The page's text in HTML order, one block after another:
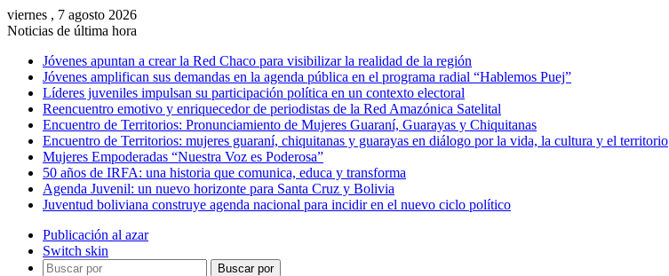
viernes , 7 agosto 2026
Noticias de última hora
Jóvenes apuntan a crear la Red Chaco para visibilizar la realidad de la región
Jóvenes amplifican sus demandas en la agenda pública en el programa radial “Hablemos Puej”
Líderes juveniles impulsan su participación política en un contexto electoral
Reencuentro emotivo y enriquecedor de periodistas de la Red Amazónica Satelital
Encuentro de Territorios: Pronunciamiento de Mujeres Guaraní, Guarayas y Chiquitanas
Encuentro de Territorios: mujeres guaraní, chiquitanas y guarayas en diálogo por la vida, la cultura y el territorio
Mujeres Empoderadas “Nuestra Voz es Poderosa”
50 años de IRFA: una historia que comunica, educa y transforma
Agenda Juvenil: un nuevo horizonte para Santa Cruz y Bolivia
Juventud boliviana construye agenda nacional para incidir en el nuevo ciclo político
Publicación al azar
Switch skin
Buscar por